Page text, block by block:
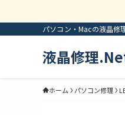
パソコン・Macの液晶修
液晶修理
ホーム パソコン修理